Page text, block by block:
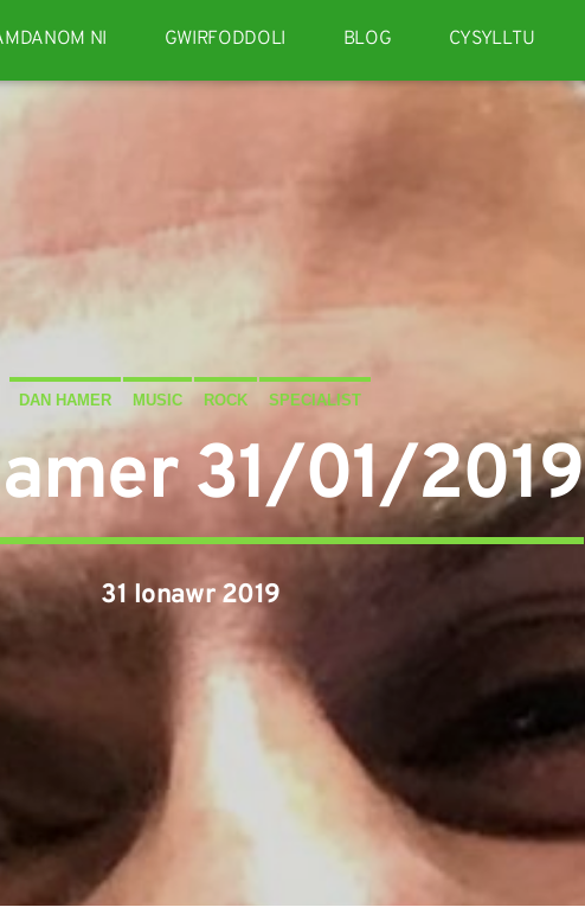
NI GWIRFODDOLI BLOG CYSYLLTU
DAN HAMER MUSIC ROCK SPECIALIST
31/01/2019
31 Ionawr 2019